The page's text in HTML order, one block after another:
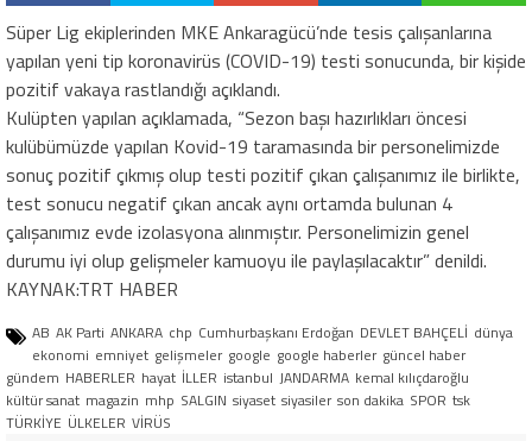
Süper Lig ekiplerinden MKE Ankaragücü’nde tesis çalışanlarına
yapılan yeni tip koronavirüs (COVID-19) testi sonucunda, bir kişide
pozitif vakaya rastlandığı açıklandı.
Kulüpten yapılan açıklamada, “Sezon başı hazırlıkları öncesi
kulübümüzde yapılan Kovid-19 taramasında bir personelimizde
sonuç pozitif çıkmış olup testi pozitif çıkan çalışanımız ile birlikte,
test sonucu negatif çıkan ancak aynı ortamda bulunan 4
çalışanımız evde izolasyona alınmıştır. Personelimizin genel
durumu iyi olup gelişmeler kamuoyu ile paylaşılacaktır” denildi.
KAYNAK:TRT HABER
AB AK Parti ANKARA chp Cumhurbaşkanı Erdoğan DEVLET BAHÇELİ dünya
ekonomi emniyet gelişmeler google google haberler güncel haber
gündem HABERLER hayat İLLER istanbul JANDARMA kemal kılıçdaroğlu
kültür sanat magazin mhp SALGIN siyaset siyasiler son dakika SPOR tsk
TÜRKİYE ÜLKELER VİRÜS